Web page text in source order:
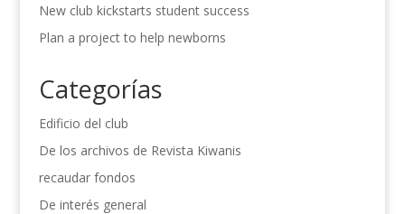
New club kickstarts student success
Plan a project to help newborns
Categorías
Edificio del club
De los archivos de Revista Kiwanis
recaudar fondos
De interés general